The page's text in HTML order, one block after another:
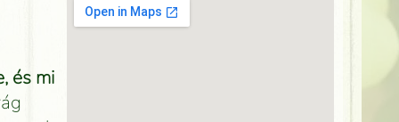
és mi